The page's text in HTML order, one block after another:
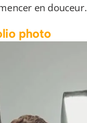
en douceur.
photo